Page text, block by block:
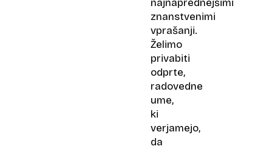
najnaprednejšimi
znanstvenimi
vprašanji.
Želimo
privabiti
odprte,
radovedne
ume,
ki
verjamejo,
da